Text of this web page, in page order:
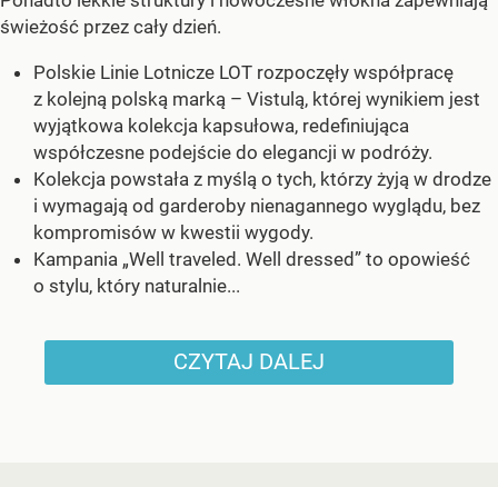
świeżość przez cały dzień.
Polskie Linie Lotnicze LOT rozpoczęły współpracę
z kolejną polską marką – Vistulą, której wynikiem jest
wyjątkowa kolekcja kapsułowa, redefiniująca
współczesne podejście do elegancji w podróży.
Kolekcja powstała z myślą o tych, którzy żyją w drodze
i wymagają od garderoby nienagannego wyglądu, bez
kompromisów w kwestii wygody.
Kampania „Well traveled. Well dressed” to opowieść
o stylu, który naturalnie...
CZYTAJ DALEJ